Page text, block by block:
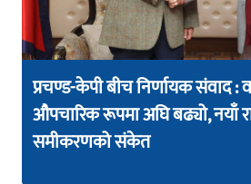
प्रचण्ड-केपी बीच निर्णायक संवाद :
औपचारिक रूपमा अघि बढ्यो, नयाँ
समीकरणको संकेत